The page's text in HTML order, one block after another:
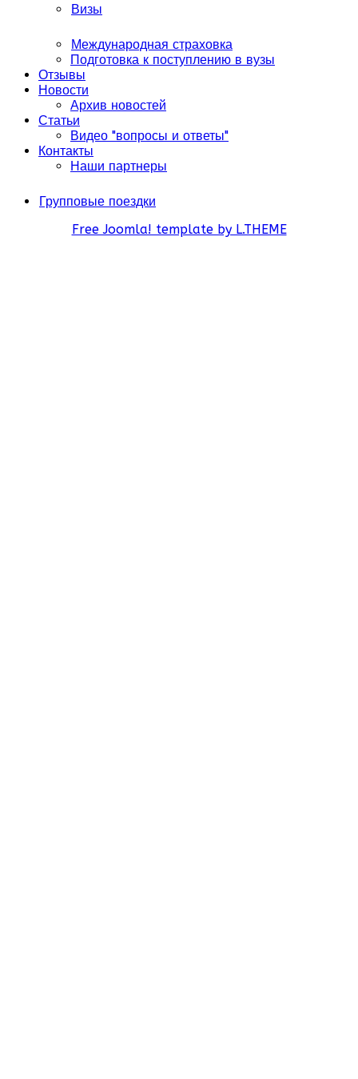
Визы
Международная страховка
Подготовка к поступлению в вузы
Отзывы
Новости
Архив новостей
Статьи
Видео "вопросы и ответы"
Контакты
Наши партнеры
Групповые поездки
Free Joomla! template by L.THEME